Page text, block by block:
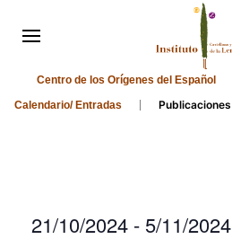
Centro de los Orígenes del Español
Calendario/ Entradas Publicaciones
21/10/2024 - 5/11/2024